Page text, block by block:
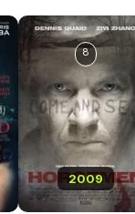
2009
8